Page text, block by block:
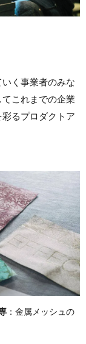
く事業者のみな
これまでの企業
るプロダクトア
：金属メッシュの